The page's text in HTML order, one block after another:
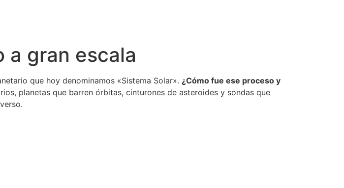
a gran escala
que hoy denominamos «Sistema Solar». ¿Cómo fue ese proceso y
planetas que barren órbitas, cinturones de asteroides y sondas que